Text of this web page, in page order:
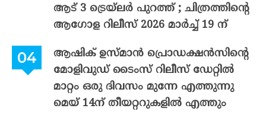
ആട് 3 ട്രെയ്‌ലർ പുറത്ത് ; ചിത്രത്തിന്റെ
ആഗോള റിലീസ് 2026 മാർച്ച് 19 ന്
ആഷിക് ഉസ്മാൻ പ്രൊഡക്ഷൻസിന്റെ
മോളിവുഡ് ടൈംസ് റിലീസ് ഡേറ്റിൽ
മാറ്റം ഒരു ദിവസം മുന്നേ എത്തുന്നു
മെയ് 14ന് തീയറ്ററുകളിൽ എത്തും